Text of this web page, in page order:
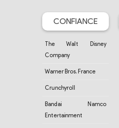
CONFIANCE
The Walt Disney
Company
Warner Bros. France
Crunchyroll
Bandai Namco
Entertainment